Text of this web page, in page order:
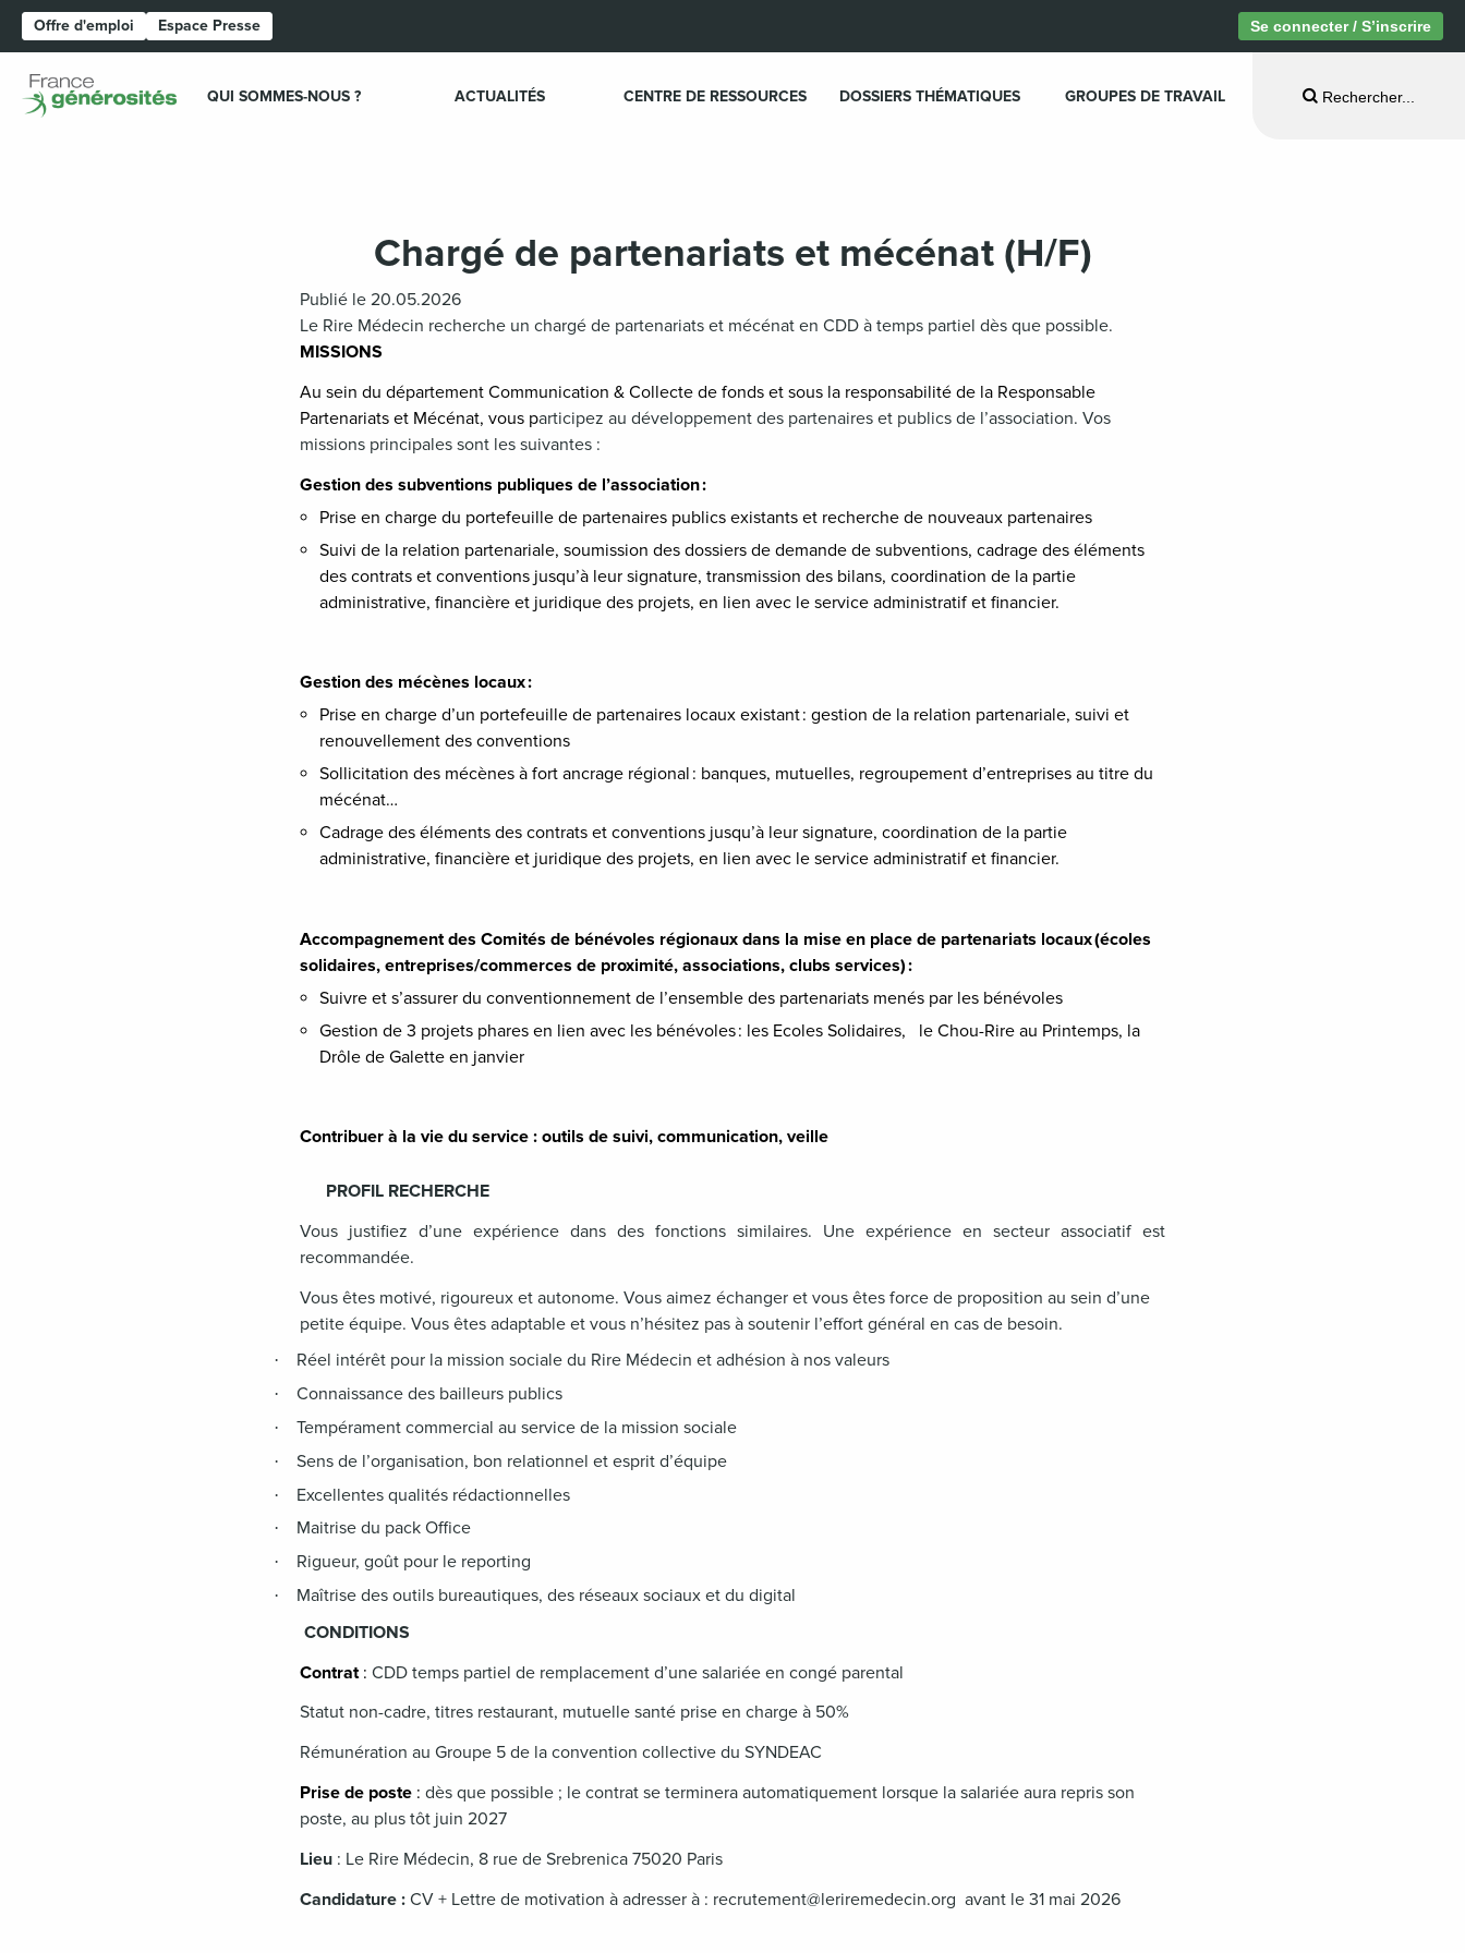
Offre d'emploi Espace Presse Se connecter / S’inscrire
QUI SOMMES-NOUS ? ACTUALITÉS CENTRE DE RESSOURCES DOSSIERS THÉMATIQUES GROUPES DE TRAVAIL Rechercher...
Chargé de partenariats et mécénat (H/F)
Publié le 20.05.2026
Le Rire Médecin recherche un chargé de partenariats et mécénat en CDD à temps partiel dès que possible.
MISSIONS
Au sein du département Communication & Collecte de fonds et sous la responsabilité de la Responsable
Partenariats et Mécénat, vous participez au développement des partenaires et publics de l’association. Vos
missions principales sont les suivantes :
Gestion des subventions publiques de l’association :
Prise en charge du portefeuille de partenaires publics existants et recherche de nouveaux partenaires
Suivi de la relation partenariale, soumission des dossiers de demande de subventions, cadrage des éléments
des contrats et conventions jusqu’à leur signature, transmission des bilans, coordination de la partie
administrative, financière et juridique des projets, en lien avec le service administratif et financier.
Gestion des mécènes locaux :
Prise en charge d’un portefeuille de partenaires locaux existant : gestion de la relation partenariale, suivi et
renouvellement des conventions
Sollicitation des mécènes à fort ancrage régional : banques, mutuelles, regroupement d’entreprises au titre du
mécénat…
Cadrage des éléments des contrats et conventions jusqu’à leur signature, coordination de la partie
administrative, financière et juridique des projets, en lien avec le service administratif et financier.
Accompagnement des Comités de bénévoles régionaux dans la mise en place de partenariats locaux (écoles
solidaires, entreprises/commerces de proximité, associations, clubs services) :
Suivre et s’assurer du conventionnement de l’ensemble des partenariats menés par les bénévoles
Gestion de 3 projets phares en lien avec les bénévoles : les Ecoles Solidaires, le Chou-Rire au Printemps, la
Drôle de Galette en janvier
Contribuer à la vie du service : outils de suivi, communication, veille
PROFIL RECHERCHE
Vous justifiez d’une expérience dans des fonctions similaires. Une expérience en secteur associatif est
recommandée.
Vous êtes motivé, rigoureux et autonome. Vous aimez échanger et vous êtes force de proposition au sein d’une
petite équipe. Vous êtes adaptable et vous n’hésitez pas à soutenir l’effort général en cas de besoin.
· Réel intérêt pour la mission sociale du Rire Médecin et adhésion à nos valeurs
· Connaissance des bailleurs publics
· Tempérament commercial au service de la mission sociale
· Sens de l’organisation, bon relationnel et esprit d’équipe
· Excellentes qualités rédactionnelles
· Maitrise du pack Office
· Rigueur, goût pour le reporting
·
Maîtrise des outils bureautiques, des réseaux sociaux et du digital
CONDITIONS
Contrat : CDD temps partiel de remplacement d’une salariée en congé parental
Statut non-cadre, titres restaurant, mutuelle santé prise en charge à 50%
Rémunération au Groupe 5 de la convention collective du SYNDEAC
Prise de poste : dès que possible ; le contrat se terminera automatiquement lorsque la salariée aura repris son
poste, au plus tôt juin 2027
Lieu : Le Rire Médecin, 8 rue de Srebrenica 75020 Paris
Candidature : CV + Lettre de motivation à adresser à : recrutement@leriremedecin.org avant le 31 mai 2026